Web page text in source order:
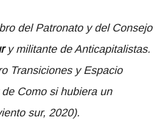
del Patronato y del Consejo
y militante de Anticapitalistas.
Transiciones y Espacio
Como si hubiera un
sur, 2020).